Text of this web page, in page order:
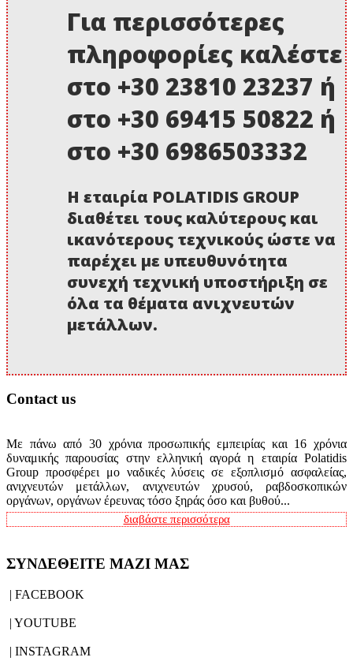
Για περισσότερες
πληροφορίες καλέστε
στο +30 23810 23237 ή
στο +30 69415 50822 ή
στο +30 6986503332
Η εταιρία POLATIDIS GROUP
διαθέτει τους καλύτερους και
ικανότερους τεχνικούς ώστε να
παρέχει με υπευθυνότητα
συνεχή τεχνική υποστήριξη σε
όλα τα θέματα ανιχνευτών
μετάλλων.
Contact us
Με πάνω από 30 χρόνια προσωπικής εμπειρίας και 16 χρόνια
δυναμικής παρουσίας στην ελληνική αγορά η εταιρία Polatidis
Group προσφέρει μο ναδικές λύσεις σε εξοπλισμό ασφαλείας,
ανιχνευτών μετάλλων, ανιχνευτών χρυσού, ραβδοσκοπικών
οργάνων, οργάνων έρευνας τόσο ξηράς όσο και βυθού...
διαβάστε περισσότερα
ΣΥΝΔΕΘΕΙΤΕ ΜΑΖΙ ΜΑΣ
| FACEBOOK
| YOUTUBE
| INSTAGRAM